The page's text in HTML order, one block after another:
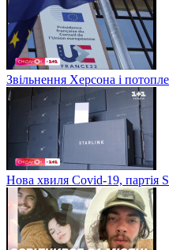
Звільнення Херсона і
Нова хвиля Covid-19, партія